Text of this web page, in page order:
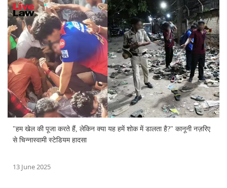
"हम खेल की पूजा करते हैं, लेकिन क्या यह हमें शोक में डालता है?" कानूनी नज़रिए
से चिन्नास्वामी स्टेडियम हादसा
13 June 2025